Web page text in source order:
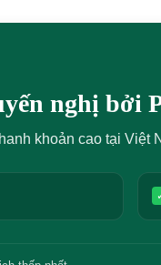
nghị bởi
khoản cao tại Việt